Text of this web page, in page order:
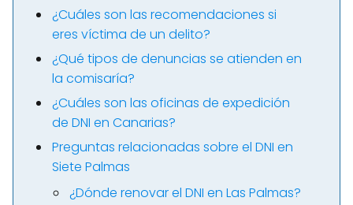
¿Cuáles son las recomendaciones si
eres víctima de un delito?
¿Qué tipos de denuncias se atienden en
la comisaría?
¿Cuáles son las oficinas de expedición
de DNI en Canarias?
Preguntas relacionadas sobre el DNI en
Siete Palmas
¿Dónde renovar el DNI en Las Palmas?